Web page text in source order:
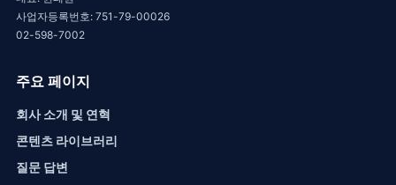
사업자등록번호: 751-79-00026
02-598-7002
주요 페이지
회사 소개 및 연혁
콘텐츠 라이브러리
질문 답변